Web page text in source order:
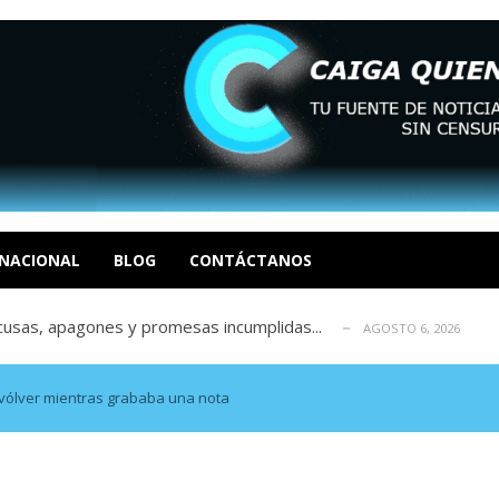
BLOG CONTÁCTANOS
de derechos humanos en el Minister...
un mercado impulsado por el auge de... AGOSTO 6, 2026
en La Guaira que hasta ahora no había ... AGOSTO 6, 2026
Por Dayana Cristina Duzoglou L.
apagones y promesas incumplidas...
de derechos humanos en el Minister... AGOSTO 6, 2026
un mercado impulsado por el auge de... AGOSTO 6, 2026
La Guaira que hasta ahora no había ...
Por Dayana Cristina Duzoglou L. AGOSTO 6, 2026
mientras grababa una nota